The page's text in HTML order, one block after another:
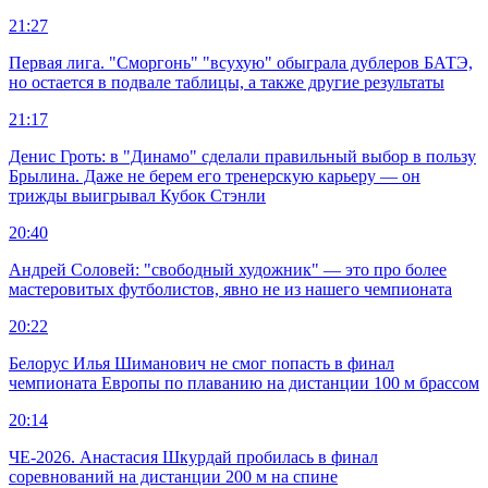
21:27
Первая лига. "Сморгонь" "всухую" обыграла дублеров БАТЭ,
но остается в подвале таблицы, а также другие результаты
21:17
Денис Гроть: в "Динамо" сделали правильный выбор в пользу
Брылина. Даже не берем его тренерскую карьеру — он
трижды выигрывал Кубок Стэнли
20:40
Андрей Соловей: "свободный художник" — это про более
мастеровитых футболистов, явно не из нашего чемпионата
20:22
Белорус Илья Шиманович не смог попасть в финал
чемпионата Европы по плаванию на дистанции 100 м брассом
20:14
ЧЕ-2026. Анастасия Шкурдай пробилась в финал
соревнований на дистанции 200 м на спине